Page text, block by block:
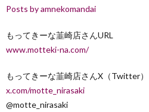
Posts by amnekomandai
もってきーな韮崎店さんURL
www.motteki-na.com/
もってきーな韮崎店さんX（Twitter）
x.com/motte_nirasaki
@motte_nirasaki